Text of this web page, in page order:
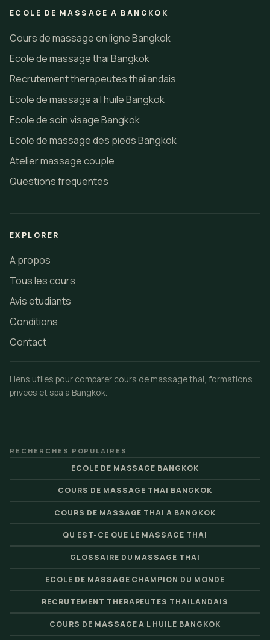
ECOLE DE MASSAGE A BANGKOK
Cours de massage en ligne Bangkok
Ecole de massage thai Bangkok
Recrutement therapeutes thailandais
Ecole de massage a l huile Bangkok
Ecole de soin visage Bangkok
Ecole de massage des pieds Bangkok
Atelier massage couple
Questions frequentes
EXPLORER
A propos
Tous les cours
Avis etudiants
Conditions
Contact
Liens utiles pour comparer cours de massage thai, formations
privees et spa a Bangkok.
RECHERCHES POPULAIRES
ECOLE DE MASSAGE BANGKOK
COURS DE MASSAGE THAI BANGKOK
COURS DE MASSAGE THAI A BANGKOK
QU EST-CE QUE LE MASSAGE THAI
GLOSSAIRE DU MASSAGE THAI
ECOLE DE MASSAGE CHAMPION DU MONDE
RECRUTEMENT THERAPEUTES THAILANDAIS
COURS DE MASSAGE A L HUILE BANGKOK